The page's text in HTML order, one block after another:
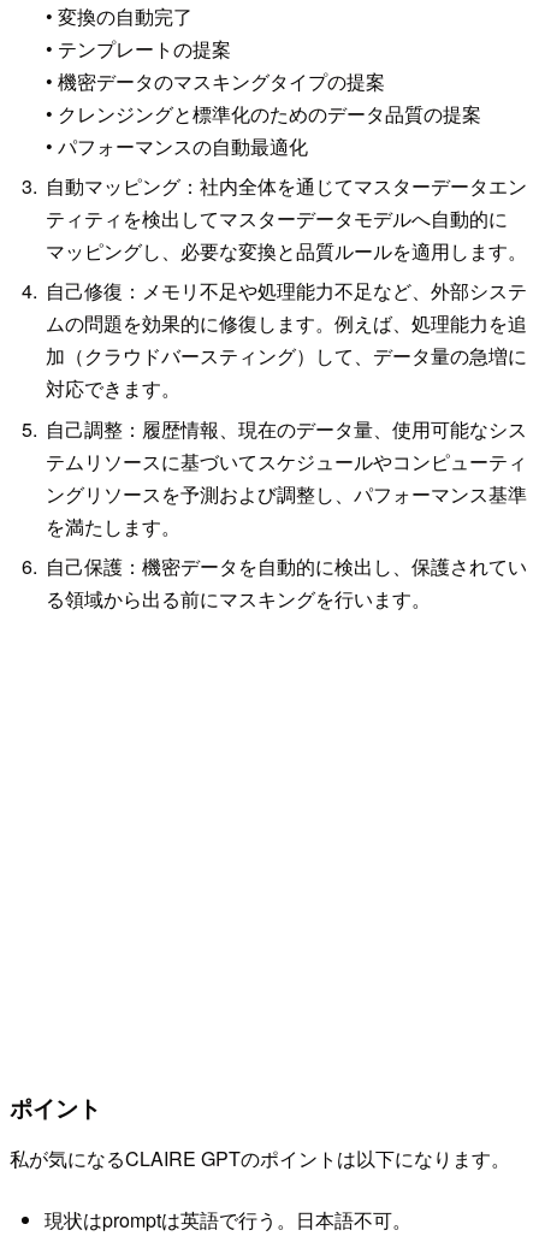
• 変換の自動完了
• テンプレートの提案
• 機密データのマスキングタイプの提案
• クレンジングと標準化のためのデータ品質の提案
• パフォーマンスの自動最適化
自動マッピング：社内全体を通じてマスターデータエン
ティティを検出してマスターデータモデルへ自動的に
マッピングし、必要な変換と品質ルールを適用します。
自己修復：メモリ不足や処理能力不足など、外部システ
ムの問題を効果的に修復します。例えば、処理能力を追
加（クラウドバースティング）して、データ量の急増に
対応できます。
自己調整：履歴情報、現在のデータ量、使用可能なシス
テムリソースに基づいてスケジュールやコンピューティ
ングリソースを予測および調整し、パフォーマンス基準
を満たします。
自己保護：機密データを自動的に検出し、保護されてい
る領域から出る前にマスキングを行います。
ポイント
私が気になるCLAIRE GPTのポイントは以下になります。
現状はpromptは英語で行う。日本語不可。